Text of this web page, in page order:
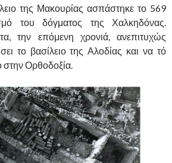
της Μακουρίας ασπάστηκε το 569
του δόγματος της Χαλκηδόνας.
την επόμενη χρονιά, ανεπιτυχώς
το βασίλειο της Αλοδίας και να τό
στην Ορθοδοξία.